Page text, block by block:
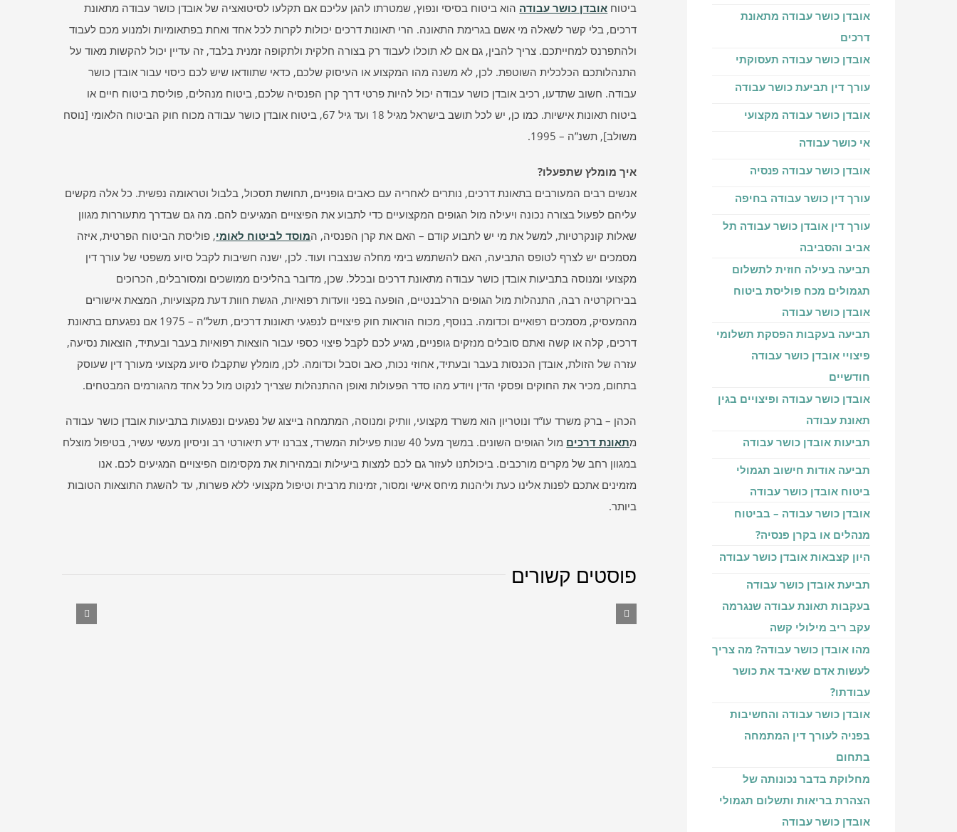
ביטוח אובדן כושר עבודה הוא ביטוח בסיסי ונפוץ, שמטרתו להגן עליכם אם תקלעו לסיטואציה של אובדן כושר עבודה מתאונת
דרכים, בלי קשר לשאלה מי אשם בגרימת התאונה. הרי תאונות דרכים יכולות לקרות לכל אחד ואחת בפתאומיות ולמנוע מכם לעבוד
ולהתפרנס למחייתכם. צריך להבין, גם אם לא תוכלו לעבוד רק בצורה חלקית ולתקופה זמנית בלבד, זה עדיין יכול להקשות מאוד על
התנהלותכם הכלכלית השוטפת. לכן, לא משנה מהו המקצוע או העיסוק שלכם, כדאי שתוודאו שיש לכם כיסוי עבור אובדן כושר
עבודה. חשוב שתדעו, רכיב אובדן כושר עבודה יכול להיות פרטי דרך קרן הפנסיה שלכם, ביטוח מנהלים, פוליסת ביטוח חיים או
ביטוח תאונות אישיות. כמו כן, יש לכל תושב בישראל מגיל 18 ועד גיל 67, ביטוח אובדן כושר עבודה מכוח חוק הביטוח הלאומי [נוסח
משולב], תשנ”ה – 1995.
איך מומלץ שתפעלו?
אנשים רבים המעורבים בתאונת דרכים, נותרים לאחריה עם כאבים גופניים, תחושת תסכול, בלבול וטראומה נפשית. כל אלה מקשים
עליהם לפעול בצורה נכונה ויעילה מול הגופים המקצועיים כדי לתבוע את הפיצויים המגיעים להם. מה גם שבדרך מתעוררות מגוון
שאלות קונקרטיות, למשל את מי יש לתבוע קודם – האם את קרן הפנסיה, המוסד לביטוח לאומי, פוליסת הביטוח הפרטית, איזה
מסמכים יש לצרף לטופס התביעה, האם להשתמש בימי מחלה שנצברו ועוד. לכן, ישנה חשיבות לקבל סיוע משפטי של עורך דין
מקצועי ומנוסה בתביעות אובדן כושר עבודה מתאונת דרכים ובכלל. שכן, מדובר בהליכים ממושכים ומסורבלים, הכרוכים
בבירוקרטיה רבה, התנהלות מול הגופים הרלבנטיים, הופעה בפני וועדות רפואיות, הגשת חוות דעת מקצועיות, המצאת אישורים
מהמעסיק, מסמכים רפואיים וכדומה. בנוסף, מכוח הוראות חוק פיצויים לנפגעי תאונות דרכים, תשל”ה – 1975 אם נפגעתם בתאונת
דרכים, קלה או קשה ואתם סובלים מנזקים גופניים, מגיע לכם לקבל פיצוי כספי עבור הוצאות רפואיות בעבר ובעתיד, הוצאות נסיעה,
עזרה של הזולת, אובדן הכנסות בעבר ובעתיד, אחוזי נכות, כאב וסבל וכדומה. לכן, מומלץ שתקבלו סיוע מקצועי מעורך דין שעוסק
בתחום, מכיר את החוקים ופסקי הדין ויודע מהו סדר הפעולות ואופן ההתנהלות שצריך לנקוט מול כל אחד מהגורמים המבטחים.
הכהן – ברק משרד עו”ד ונוטריון הוא משרד מקצועי, וותיק ומנוסה, המתמחה בייצוג של נפגעים ונפגעות בתביעות אובדן כושר עבודה
מתאונת דרכים
מול הגופים השונים. במשך מעל 40 שנות פעילות המשרד, צברנו ידע תיאורטי רב וניסיון מעשי עשיר, בטיפול מוצלח
במגוון רחב של מקרים מורכבים. ביכולתנו לעזור גם לכם למצות ביעילות ובמהירות את מקסימום הפיצויים המגיעים לכם. אנו
מזמינים אתכם לפנות אלינו כעת וליהנות מיחס אישי ומסור, זמינות מרבית וטיפול מקצועי ללא פשרות, עד להשגת התוצאות הטובות
ביותר.
פוסטים קשורים
אובדן כושר עבודה מתאונת
דרכים
אובדן כושר עבודה תעסוקתי
עורך דין תביעת כושר עבודה
אובדן כושר עבודה מקצועי
אי כושר עבודה
אובדן כושר עבודה פנסיה
עורך דין כושר עבודה בחיפה
עורך דין אובדן כושר עבודה תל
אביב והסביבה
תביעה בעילה חוזית לתשלום
תגמולים מכח פוליסת ביטוח
אובדן כושר עבודה
תביעה בעקבות הפסקת תשלומי
פיצויי אובדן כושר עבודה
חודשיים
אובדן כושר עבודה ופיצויים בגין
תאונת עבודה
תביעות אובדן כושר עבודה
תביעה אודות חישוב תגמולי
ביטוח אובדן כושר עבודה
אובדן כושר עבודה – בביטוח
מנהלים או בקרן פנסיה?
היון קצבאות אובדן כושר עבודה
תביעת אובדן כושר עבודה
בעקבות תאונת עבודה שנגרמה
עקב ריב מילולי קשה
מהו אובדן כושר עבודה? מה צריך
לעשות אדם שאיבד את כושר
עבודתו?
אובדן כושר עבודה והחשיבות
בפניה לעורך דין המתמחה
בתחום
מחלוקת בדבר נכונותה של
הצהרת בריאות ותשלום תגמולי
אובדן כושר עבודה